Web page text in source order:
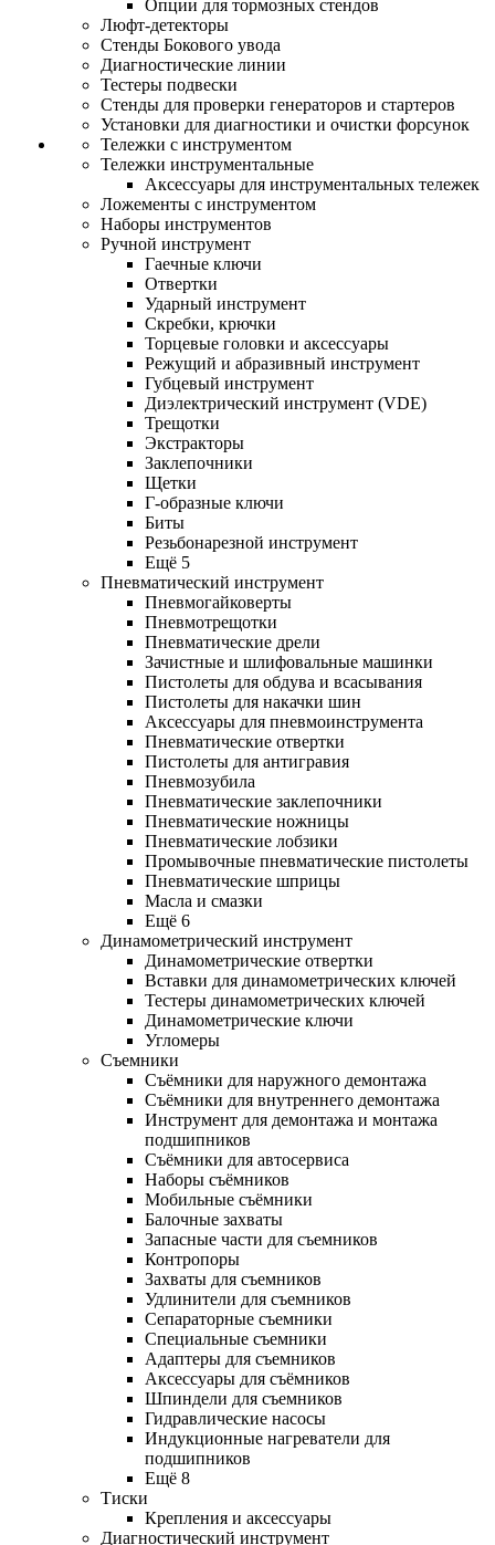
Опции для тормозных стендов
Люфт-детекторы
Стенды Бокового увода
Диагностические линии
Тестеры подвески
Стенды для проверки генераторов и стартеров
Установки для диагностики и очистки форсунок
Тележки с инструментом
Тележки инструментальные
Аксессуары для инструментальных тележек
Ложементы с инструментом
Наборы инструментов
Ручной инструмент
Гаечные ключи
Отвертки
Ударный инструмент
Скребки, крючки
Торцевые головки и аксессуары
Режущий и абразивный инструмент
Губцевый инструмент
Диэлектрический инструмент (VDE)
Трещотки
Экстракторы
Заклепочники
Щетки
Г-образные ключи
Биты
Резьбонарезной инструмент
Ещё 5
Пневматический инструмент
Пневмогайковерты
Пневмотрещотки
Пневматические дрели
Зачистные и шлифовальные машинки
Пистолеты для обдува и всасывания
Пистолеты для накачки шин
Аксессуары для пневмоинструмента
Пневматические отвертки
Пистолеты для антигравия
Пневмозубила
Пневматические заклепочники
Пневматические ножницы
Пневматические лобзики
Промывочные пневматические пистолеты
Пневматические шприцы
Масла и смазки
Ещё 6
Динамометрический инструмент
Динамометрические отвертки
Вставки для динамометрических ключей
Тестеры динамометрических ключей
Динамометрические ключи
Угломеры
Съемники
Съёмники для наружного демонтажа
Съёмники для внутреннего демонтажа
Инструмент для демонтажа и монтажа
подшипников
Съёмники для автосервиса
Наборы съёмников
Мобильные съёмники
Балочные захваты
Запасные части для съемников
Контропоры
Захваты для съемников
Удлинители для съемников
Сепараторные съемники
Специальные съемники
Адаптеры для съемников
Аксессуары для съёмников
Шпиндели для съемников
Гидравлические насосы
Индукционные нагреватели для
подшипников
Ещё 8
Тиски
Крепления и аксессуары
Диагностический инструмент